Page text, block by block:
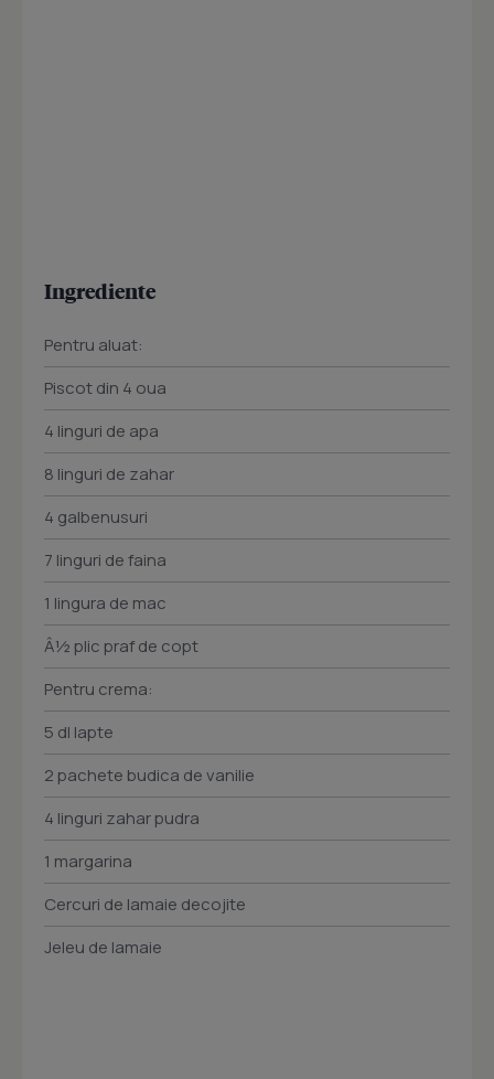
Ingrediente
Pentru aluat:
Piscot din 4 oua
4 linguri de apa
8 linguri de zahar
4 galbenusuri
7 linguri de faina
1 lingura de mac
Â½ plic praf de copt
Pentru crema:
5 dl lapte
2 pachete budica de vanilie
4 linguri zahar pudra
1 margarina
Cercuri de lamaie decojite
Jeleu de lamaie